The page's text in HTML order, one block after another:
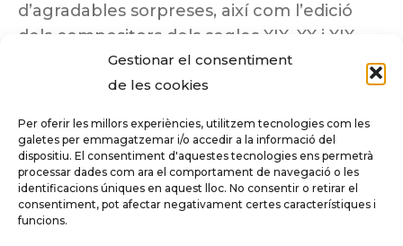
Gestionar el consentiment
de les cookies
Per oferir les millors experiències, utilitzem tecnologies com les
galetes per emmagatzemar i/o accedir a la informació del
dispositiu. El consentiment d'aquestes tecnologies ens permetrà
processar dades com ara el comportament de navegació o les
identificacions úniques en aquest lloc. No consentir o retirar el
consentiment, pot afectar negativament certes característiques i
funcions.
d’agradables sorpreses, així com l’edició
dels compositors dels segles XIX, XX i XIX
insuficientment coneguts.
Tots els drets reservats a ©Columna
Música.